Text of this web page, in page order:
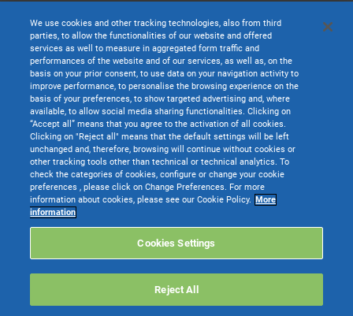
TeamSystem S.p.A. società con socio unico soggetta all’attività di direzione e
coordinamento di TeamSystem Holdco S.p.A. - Cap. Soc. € 24.000.000 I.v. -
C.C.I.A.A. delle Marche - P.I. 01035310414
Websolute
We use cookies and other tracking technologies, also from third
parties, to allow the functionalities of our website and offered
services as well to measure in aggregated form traffic and
performances of the website and of our services, as well as, on the
basis on your prior consent, to use data on your navigation activity to
improve performance, to personalise the browsing experience on the
basis of your preferences, to show targeted advertising and, where
available, to allow social media sharing functionalities. Clicking on
“Accept all” means that you agree to the activation of all cookies.
Clicking on "Reject all" means that the default settings will be left
unchanged and, therefore, browsing will continue without cookies or
other tracking tools other than technical or technical analytics. To
check the categories of cookies, configure or change your cookie
preferences , please click on Change Preferences. For more
information about cookies, please see our Cookie Policy. More
information
Cookies Settings
Reject All